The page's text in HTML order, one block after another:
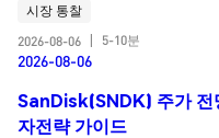
시장 통찰
2026-08-06
5-10분
2026-08-06
SanDisk(SNDK) 주가 전
자전략 가이드